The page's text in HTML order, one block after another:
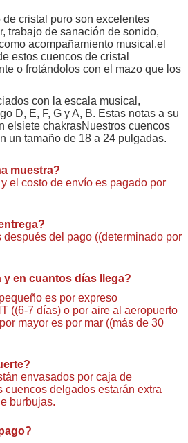
cristal puro son excelentes
trabajo de sanación de sonido,
acompañamiento musical.el
estos cuencos de cristal
o frotándolos con el mazo que los
con la escala musical,
D, E, F, G y A, B. Estas notas a su
el siete chakrasNuestros cuencos
un tamaño de 18 a 24 pulgadas.
muestra?
el costo de envío es pagado por
después del pago ((determinado por
en cuantos días llega?
es por expreso
((6-7 días) o por aire al aeropuerto
mayor es por mar ((más de 30
envasados por caja de
cuencos delgados estarán extra
burbujas.